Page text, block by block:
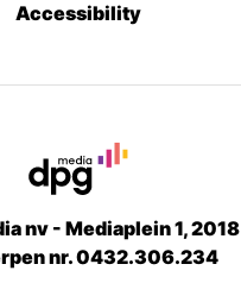
Accessibility
nv - Mediaplein 1, 2018
nr. 0432.306.234